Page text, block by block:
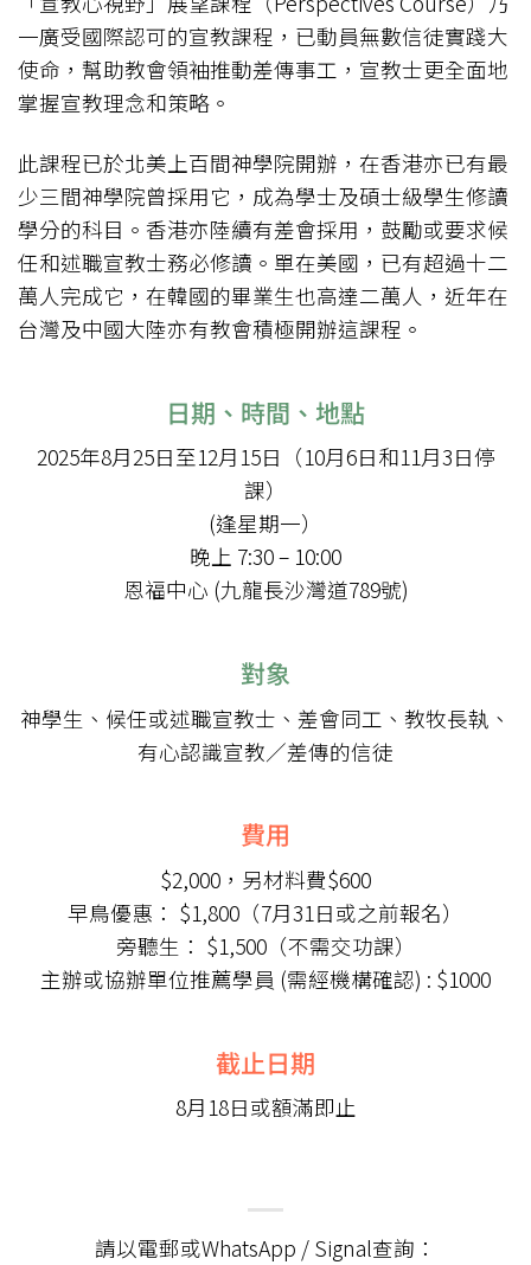
一廣受國際認可的宣教課程，已動員無數信徒實踐大
使命，幫助教會領袖推動差傳事工，宣教士更全面地
掌握宣教理念和策略。
此課程已於北美上百間神學院開辦，在香港亦已有最
少三間神學院曾採用它，成為學士及碩士級學生修讀
學分的科目。香港亦陸續有差會採用，鼓勵或要求候
任和述職宣教士務必修讀。單在美國，已有超過十二
萬人完成它，在韓國的畢業生也高達二萬人，近年在
台灣及中國大陸亦有教會積極開辦這課程。
日期、時間、地點
2025年8月25日至12月15日（10月6日和11月3日停
課）
(逢星期一）
晚上 7:30 – 10:00
恩福中心 (九龍長沙灣道789號)
對象
神學生、候任或述職宣教士、差會同工、教牧長執、
有心認識宣教／差傳的信徒
費用
$2,000，另材料費$600
早鳥優惠： $1,800（7月31日或之前報名）
旁聽生： $1,500（不需交功課）
主辦或協辦單位推薦學員 (需經機構確認) : $1000
截止日期
8月18日或額滿即止
請以電郵或WhatsApp / Signal查詢：